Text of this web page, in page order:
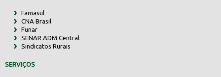
Famasul
CNA Brasil
Funar
SENAR ADM Central
Sindicatos Rurais
SERVIÇOS